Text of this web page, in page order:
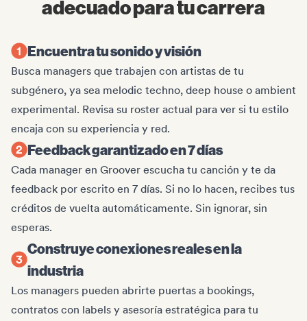
adecuado para tu carrera
Encuentra tu sonido y visión
Busca managers que trabajen con artistas de tu
subgénero, ya sea melodic techno, deep house o ambient
experimental. Revisa su roster actual para ver si tu estilo
encaja con su experiencia y red.
Feedback garantizado en 7 días
Cada manager en Groover escucha tu canción y te da
feedback por escrito en 7 días. Si no lo hacen, recibes tus
créditos de vuelta automáticamente. Sin ignorar, sin
esperas.
Construye conexiones reales en la
industria
Los managers pueden abrirte puertas a bookings,
contratos con labels y asesoría estratégica para tu